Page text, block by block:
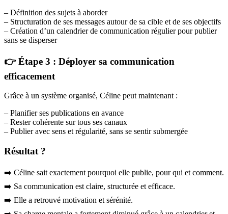
– Définition des sujets à aborder
– Structuration de ses messages autour de sa cible et de ses objectifs
– Création d’un calendrier de communication régulier pour publier
sans se disperser
👉 Étape 3 : Déployer sa communication
efficacement
Grâce à un système organisé, Céline peut maintenant :
– Planifier ses publications en avance
– Rester cohérente sur tous ses canaux
– Publier avec sens et régularité, sans se sentir submergée
Résultat ?
➡️ Céline sait exactement pourquoi elle publie, pour qui et comment.
➡️ Sa communication est claire, structurée et efficace.
➡️ Elle a retrouvé motivation et sérénité.